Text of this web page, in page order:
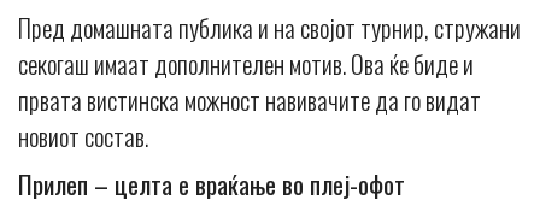
Пред домашната публика и на својот турнир, стружани
секогаш имаат дополнителен мотив. Ова ќе биде и
првата вистинска можност навивачите да го видат
новиот состав.
Прилеп – целта е враќање во плеј-офот